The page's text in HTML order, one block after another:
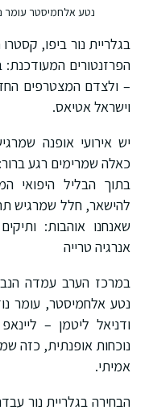
נטע אלחמיסטר עומר
בגלריית נור ביפו,
הפרזנטורים המעודכנת:
– ולצדם המצטרפים
וישראל אטיאס.
יש אירועי אופנה
כאלה שמרימים רגע ברור:
בתוך הבליל היפואי
להישאר, חלל שמרגיש
שאנחנו אוהבות:
אנרגיה טרייה
במרכז הערב עמדה
נטע אלחמיסטר, עומר
ודניאל ליטמן –
נוכחות אופנתית, כזה
אמיתי.
הבחירה בגלריית נור